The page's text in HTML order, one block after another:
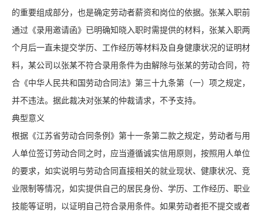
的重要组成部分，也是确定劳动者薪资和岗位的依据。张某入职前
通过《录用邀请函》已明确知晓入职时需提供的材料，张某入职两
个月后一直未提交学历、工作经历等材料及自身健康状况的证明材
料，某公司以张某不符合录用条件为由解除与张某的劳动合同，符
合《中华人民共和国劳动合同法》第三十九条第（一）项之规定，
并不违法。据此裁决对张某的仲裁请求，不予支持。
典型意义
根据《江苏省劳动合同条例》第十一条第二款之规定，劳动者与用
人单位签订劳动合同之时，应当遵循诚实信用原则，按照用人单位
的要求，如实说明与劳动合同直接相关的就业现状、健康状况、竞
业限制等情况，如实提供自己的居民身份、学历、工作经历、职业
技能等证明，以证明自己符合录用条件。如果劳动者拒不提交或者